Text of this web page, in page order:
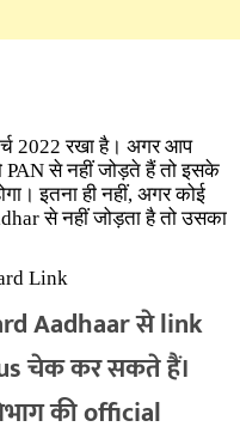
2022 रखा है। अगर आप
PAN से नहीं जोड़ते हैं तो इसके
इतना ही नहीं, अगर कोई
से नहीं जोड़ता है तो उसका
Link
Aadhaar से link
चेक कर सकते हैं।
की official